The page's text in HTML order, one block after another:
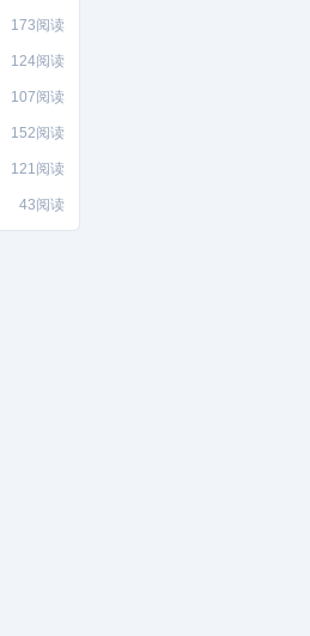
173阅读
124阅读
107阅读
152阅读
121阅读
43阅读